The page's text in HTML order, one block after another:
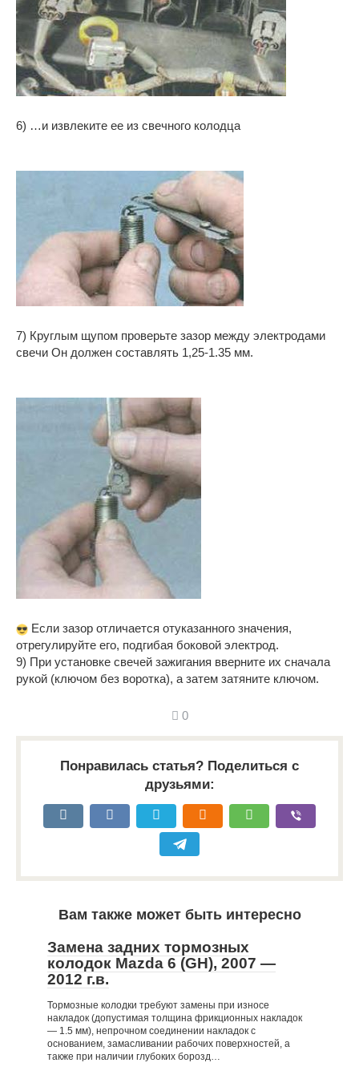
6) …и извлеките ее из свечного колодца
7) Круглым щупом проверьте зазор между электродами
свечи Он должен составлять 1,25-1.35 мм.
Если зазор отличается отуказанного значения,
отрегулируйте его, подгибая боковой электрод.
9) При установке свечей зажигания вверните их сначала
рукой (ключом без воротка), а затем затяните ключом.
0
Понравилась статья? Поделиться с
друзьями:
Вам также может быть интересно
Замена задних тормозных
колодок Mazda 6 (GH), 2007 —
2012 г.в.
Тормозные колодки требуют замены при износе
накладок (допустимая толщина фрикционных накладок
— 1.5 мм), непрочном соединении накладок с
основанием, замасливании рабочих поверхностей, а
также при наличии глубоких борозд…